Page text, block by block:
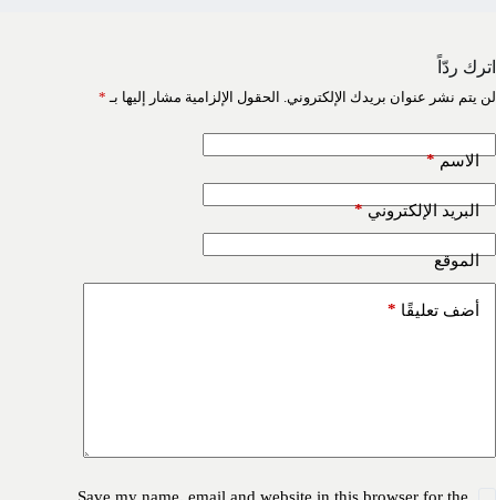
اترك ردّاً
لن يتم نشر عنوان بريدك الإلكتروني. الحقول الإلزامية مشار إليها بـ *
الاسم*
البريد الإلكتروني*
الموقع
أضف تعليقًا *